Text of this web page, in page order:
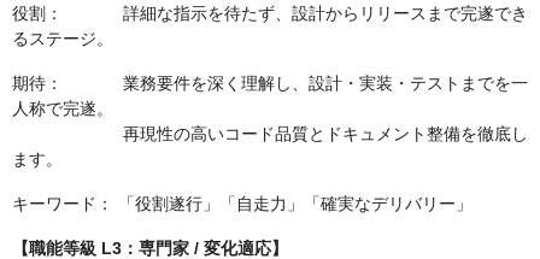
役割： 詳細な指示を待たず、設計からリリースまで完遂でき
るステージ。
期待： 業務要件を深く理解し、設計・実装・テストまでを一
人称で完遂。
再現性の高いコード品質とドキュメント整備を徹底し
ます。
キーワード： 「役割遂行」「自走力」「確実なデリバリー」
【職能等級 L3：専門家 / 変化適応】